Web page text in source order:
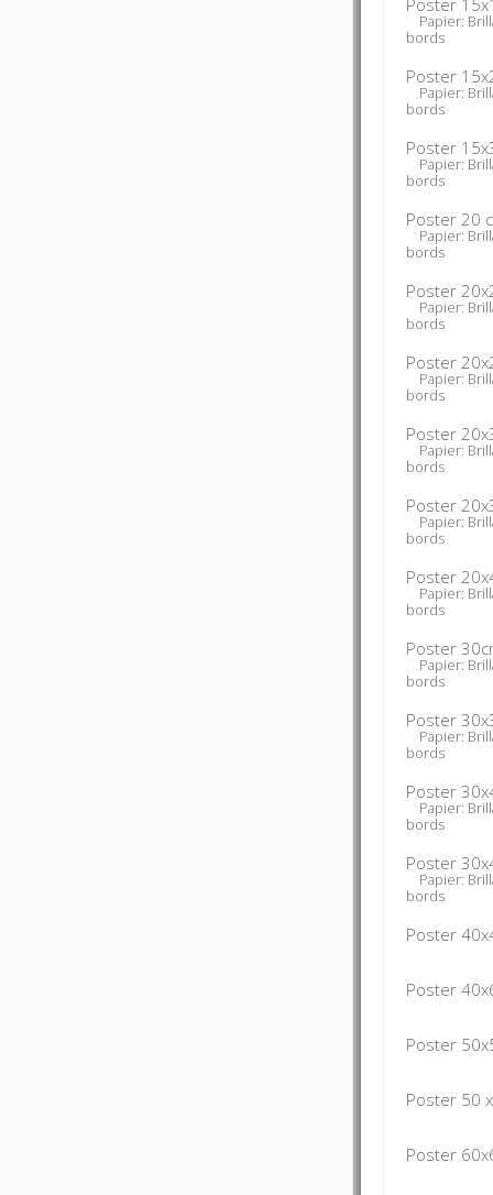
Poster
Papier:
bords
Poster
Papier:
bords
Poster
Papier:
bords
Poster 20
Papier:
bords
Poster
Papier:
bords
Poster
Papier:
bords
Poster
Papier:
bords
Poster
Papier:
bords
Poster
Papier:
bords
Poster
Papier:
bords
Poster
Papier:
bords
Poster
Papier:
bords
Poster
Papier:
bords
Poster
Poster
Poster
Poster 50
Poster